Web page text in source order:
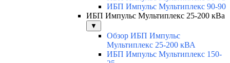
ИБП Импульс Мультиплекс 90-90
ИБП Импульс Мультиплекс 25-200 кВа
▼
Обзор ИБП Импульс
Мультиплекс 25-200 кВА
ИБП Импульс Мультиплекс 150-